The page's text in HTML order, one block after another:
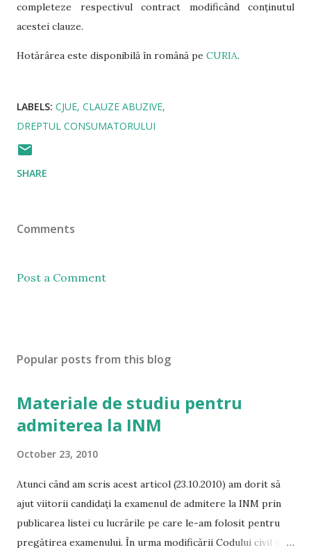
completeze respectivul contract modificând conținutul
acestei clauze.
Hotărârea este disponibilă în română pe CURIA.
LABELS: CJUE CLAUZE ABUZIVE
DREPTUL CONSUMATORULUI
SHARE
Comments
Post a Comment
Popular posts from this blog
Materiale de studiu pentru
admiterea la INM
October 23, 2010
Atunci când am scris acest articol (23.10.2010) am dorit să
ajut viitorii candidați la examenul de admitere la INM prin
publicarea listei cu lucrările pe care le-am folosit pentru
pregătirea examenului. În urma modificării Codului civil și a